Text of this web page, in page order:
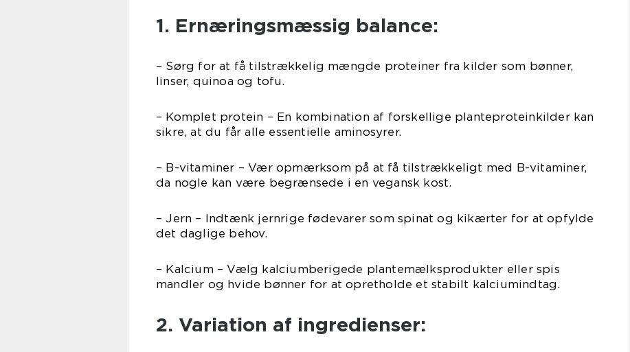
1. Ernæringsmæssig balance:
– Sørg for at få tilstrækkelig mængde proteiner fra kilder som bønner,
linser, quinoa og tofu.
– Komplet protein – En kombination af forskellige planteproteinkilder kan
sikre, at du får alle essentielle aminosyrer.
– B-vitaminer – Vær opmærksom på at få tilstrækkeligt med B-vitaminer,
da nogle kan være begrænsede i en vegansk kost.
– Jern – Indtænk jernrige fødevarer som spinat og kikærter for at opfylde
det daglige behov.
– Kalcium – Vælg kalciumberigede plantemælksprodukter eller spis
mandler og hvide bønner for at opretholde et stabilt kalciumindtag.
2. Variation af ingredienser: